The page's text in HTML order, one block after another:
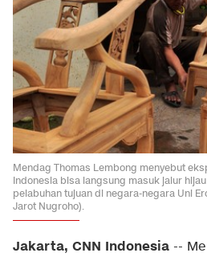
Mendag Thomas Lembong menyebut
Indonesia bisa langsung masuk jalur
pelabuhan tujuan di negara-negara Uni
Jarot Nugroho).
Jakarta, CNN Indonesia --